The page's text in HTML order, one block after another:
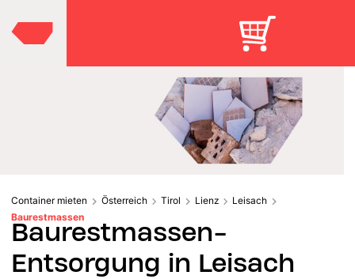
Container mieten Österreich Tirol Lienz
Leisach
Baurestmassen
Baurestmassen-
Entsorgung in Leisach